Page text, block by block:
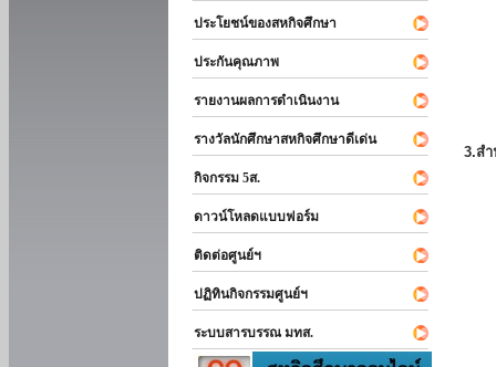
ประโยชน์ของสหกิจศึกษา
ประกันคุณภาพ
รายงานผลการดำเนินงาน
รางวัลนักศึกษาสหกิจศึกษาดีเด่น
กิจกรรม 5ส.
ดาวน์โหลดแบบฟอร์ม
ติดต่อศูนย์ฯ
ปฏิทินกิจกรรมศูนย์ฯ
ระบบสารบรรณ มทส.
3.ส